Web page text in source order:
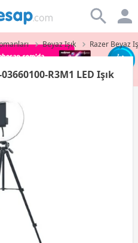
Beyaz Işık Razer Beyaz
R3M1 LED Işık